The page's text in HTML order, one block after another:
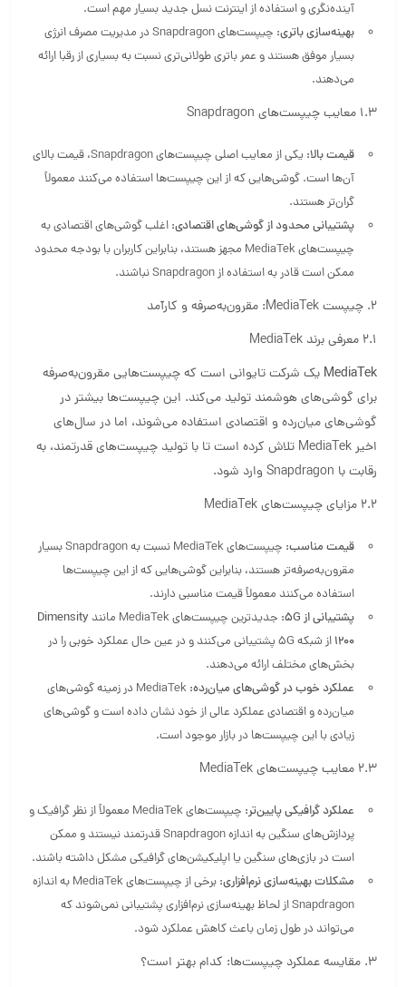
آینده‌نگری و استفاده از اینترنت نسل جدید بسیار مهم است.
بهینه‌سازی باتری:
چیپست‌های Snapdragon در مدیریت مصرف انرژی
بسیار موفق هستند و عمر باتری طولانی‌تری نسبت به بسیاری از رقبا ارائه
می‌دهند.
1.3 معایب چیپست‌های Snapdragon
قیمت بالا:
یکی از معایب اصلی چیپست‌های Snapdragon، قیمت بالای
آن‌ها است. گوشی‌هایی که از این چیپست‌ها استفاده می‌کنند معمولاً
گران‌تر هستند.
پشتیبانی محدود از گوشی‌های اقتصادی: اغلب گوشی‌های اقتصادی به
چیپست‌های MediaTek مجهز هستند، بنابراین کاربران با بودجه محدود
ممکن است قادر به استفاده از Snapdragon نباشند.
2. چیپست MediaTek: مقرون‌به‌صرفه و کارآمد
2.1 معرفی برند MediaTek
MediaTek یک شرکت تایوانی است که چیپست‌هایی مقرون‌به‌صرفه
برای گوشی‌های هوشمند تولید می‌کند. این چیپست‌ها بیشتر در
گوشی‌های میان‌رده و اقتصادی استفاده می‌شوند، اما در سال‌های
اخیر MediaTek تلاش کرده است تا با تولید چیپست‌های قدرتمند، به
رقابت با Snapdragon وارد شود.
2.2 مزایای چیپست‌های MediaTek
قیمت مناسب:
چیپست‌های MediaTek نسبت به Snapdragon بسیار
مقرون‌به‌صرفه‌تر هستند، بنابراین گوشی‌هایی که از این چیپست‌ها
استفاده می‌کنند معمولاً قیمت مناسبی دارند.
پشتیبانی از 5G: جدیدترین چیپست‌های MediaTek مانند
Dimensity
1200
از شبکه 5G پشتیبانی می‌کنند و در عین حال عملکرد خوبی را در
بخش‌های مختلف ارائه می‌دهند.
عملکرد خوب در گوشی‌های میان‌رده:
MediaTek در زمینه گوشی‌های
میان‌رده و اقتصادی عملکرد عالی از خود نشان داده است و گوشی‌های
زیادی با این چیپست‌ها در بازار موجود است.
2.3 معایب چیپست‌های MediaTek
عملکرد گرافیکی پایین‌تر:
چیپست‌های MediaTek معمولاً از نظر گرافیک و
پردازش‌های سنگین به اندازه Snapdragon قدرتمند نیستند و ممکن
است در بازی‌های سنگین یا اپلیکیشن‌های گرافیکی مشکل داشته باشند.
مشکلات بهینه‌سازی نرم‌افزاری:
برخی از چیپست‌های MediaTek به اندازه
Snapdragon از لحاظ بهینه‌سازی نرم‌افزاری پشتیبانی نمی‌شوند که
می‌تواند در طول زمان باعث کاهش عملکرد شود.
3. مقایسه عملکرد چیپست‌ها: کدام بهتر است؟